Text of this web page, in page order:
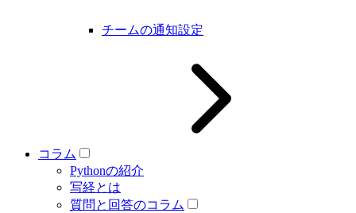
チームの通知設定
コラム
Pythonの紹介
写経とは
質問と回答のコラム